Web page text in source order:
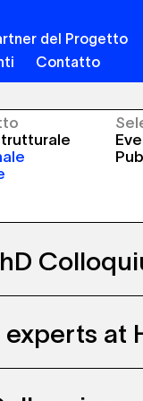
del Progetto
Contatto
meets at
Colloquium
at
to